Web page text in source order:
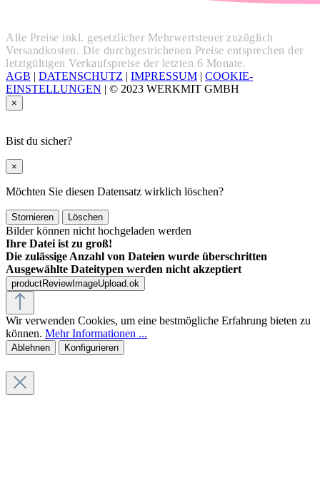
Alle Preise inkl. gesetzlicher Mehrwertsteuer zuzüglich
Versandkosten. Die durchgestrichenen Preise entsprechen der
letztgültigen Verkaufspreise der letzten 6 Monate.
AGB | DATENSCHUTZ | IMPRESSUM | COOKIE-
EINSTELLUNGEN | © 2023 WERKMIT GMBH
×
Bist du sicher?
×
Möchten Sie diesen Datensatz wirklich löschen?
Stornieren Löschen
Bilder können nicht hochgeladen werden
Ihre Datei ist zu groß!
Die zulässige Anzahl von Dateien wurde überschritten
Ausgewählte Dateitypen werden nicht akzeptiert
productReviewImageUpload.ok
Wir verwenden Cookies, um eine bestmögliche Erfahrung bieten zu
können. Mehr Informationen ...
Ablehnen Konfigurieren